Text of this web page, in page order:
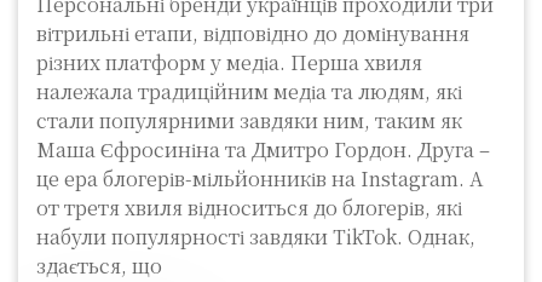
вітрильні етапи, відповідно до домінування
різних платформ у медіа. Перша хвиля
належала традиційним медіа та людям, які
стали популярними завдяки ним, таким як
Маша Єфросиніна та Дмитро Гордон. Друга –
це ера блогерів-мільйонників на Instagram. А
от третя хвиля відноситься до блогерів, які
набули популярності завдяки TikTok. Однак,
здається, що